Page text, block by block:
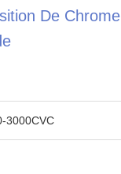
De Chrome
3000CVC